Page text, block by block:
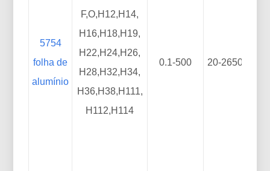
5754
folha de
alumínio
F,O,H12,H14,
H16,H18,H19,
H22,H24,H26,
H28,H32,H34,
H36,H38,H111,
H112,H114
0.1-500 20-2650